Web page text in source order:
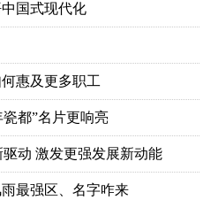
国式现代化
惠及更多职工
都”名片更响亮
驱动 激发更强发展新动能
最强区、名字咋来